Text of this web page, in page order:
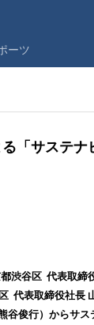
ーツ
「サステナ
渋谷区 代表取締
代表取締役社長
俊行）からサ